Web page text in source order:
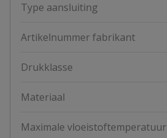
Type aansluiting
Artikelnummer fabrikant
Drukklasse
Materiaal
Maximale vloeistoftemperatuur